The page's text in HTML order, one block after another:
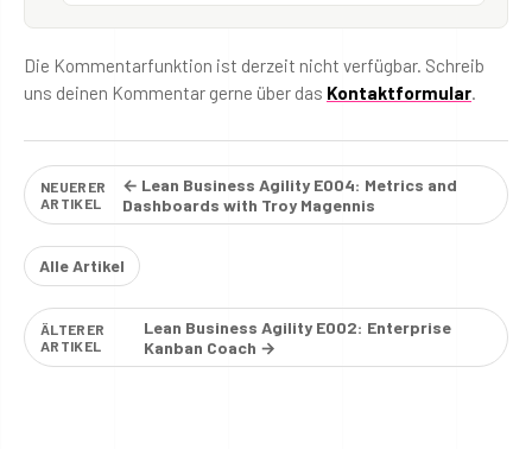
Die Kommentarfunktion ist derzeit nicht verfügbar. Schreib
uns deinen Kommentar gerne über das Kontaktformular.
NEUERER
ARTIKEL
← Lean Business Agility E004: Metrics and
Dashboards with Troy Magennis
Alle Artikel
ÄLTERER
ARTIKEL
Lean Business Agility E002: Enterprise
Kanban Coach →